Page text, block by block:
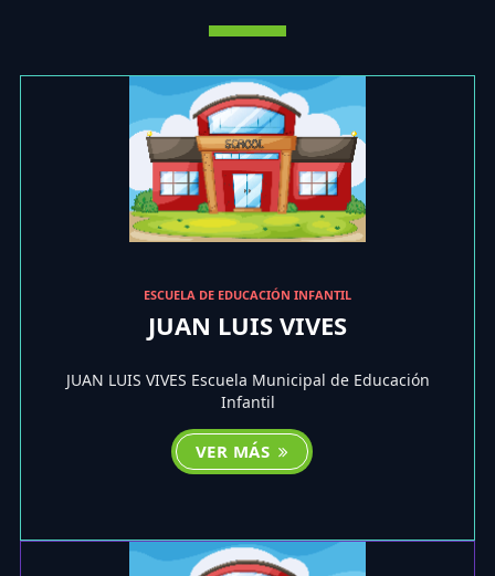
ESCUELA DE EDUCACIÓN INFANTIL
JUAN LUIS VIVES
JUAN LUIS VIVES Escuela Municipal de Educación
Infantil
VER MÁS